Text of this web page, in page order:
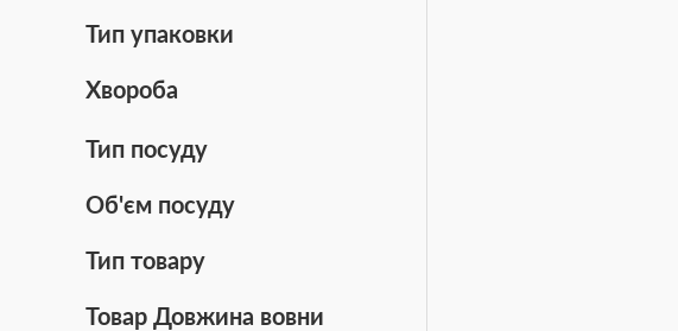
Тип упаковки
Хвороба
Тип посуду
Об'єм посуду
Тип товару
Товар Довжина вовни